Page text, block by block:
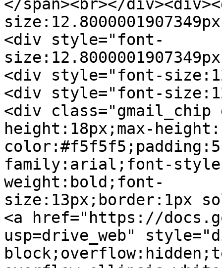
</span><br></
<div style="font-
<div style="font-
<div style="font-
<div
height:18px;max-
family:arial;font-
weight:bold;font-
size:13px;border:1px
<a href="https://
usp=drive_web"